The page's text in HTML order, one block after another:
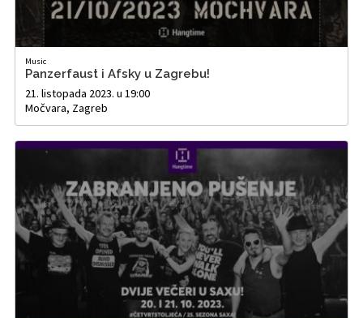
Music
Panzerfaust i Afsky u Zagrebu!
21. listopada 2023. u 19:00
Močvara, Zagreb